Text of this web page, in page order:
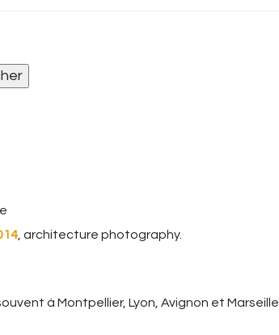
, architecture photography.
à Montpellier, Lyon, Avignon et Marseille.